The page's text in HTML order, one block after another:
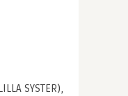
SYSTER),